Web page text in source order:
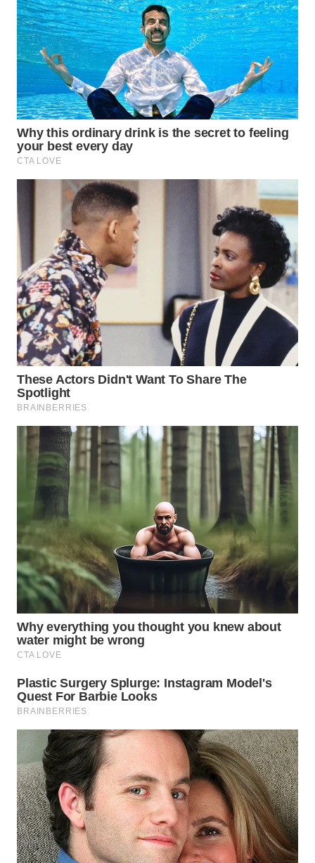
WN
BOGOR
WN
DEPOK
WN
TAPANULI
UTARA
SAMOSIR
PADANG
LAWAS
WN
SUMEDANG
WN
CIANJUR
WN
KEPULAUAN
SERIBU
WN
TANGERANG
WN
BINJAI
WN
CIREBON
WN
INDRAMAYU
WN
KUNINGAN
WN
MAJALENGKA
WN
SUBANG
WN
SUKABUMI